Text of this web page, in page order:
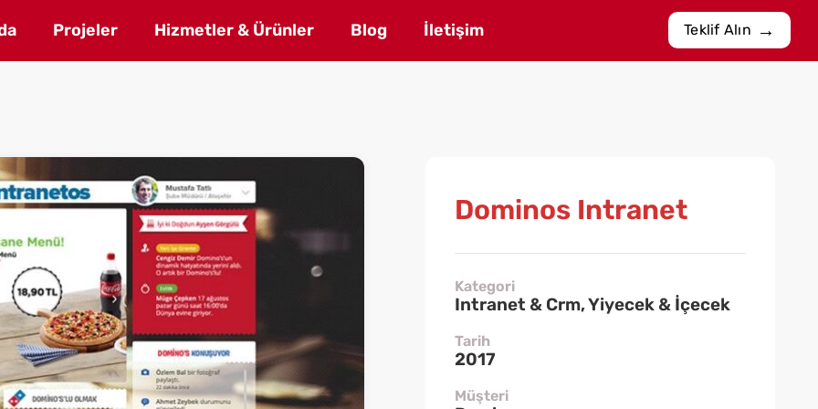
Projeler Hizmetler & Ürünler Blog İletişim Teklif Alın
Dominos Intranet
Kategori
Intranet & Crm, Yiyecek & İçecek
Tarih
2017
Müşteri